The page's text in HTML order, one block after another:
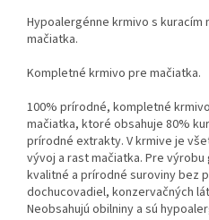
Hypoalergénne krmivo s kuracím
mačiatka.
Kompletné krmivo pre mačiatka.
100% prírodné, kompletné
mačiatka, ktoré obsahuje 80%
prírodné extrakty. V krmive je
vývoj a rast mačiatka. Pre
kvalitné a prírodné suroviny bez
dochucovadiel, konzervačných
Neobsahujú obilniny a sú